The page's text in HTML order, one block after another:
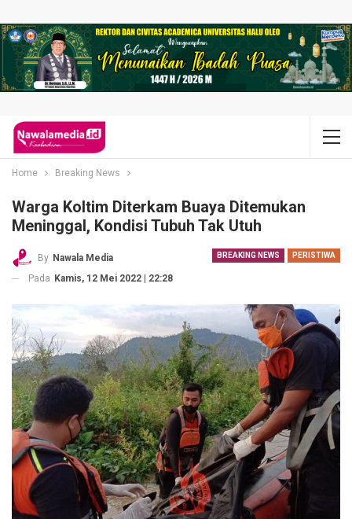
Home Breaking News
Warga Koltim Diterkam Buaya Ditemukan
Meninggal, Kondisi Tubuh Tak Utuh
BREAKING NEWS PERISTIWA
By Nawala Media
Pada Kamis, 12 Mei 2022 | 22:28